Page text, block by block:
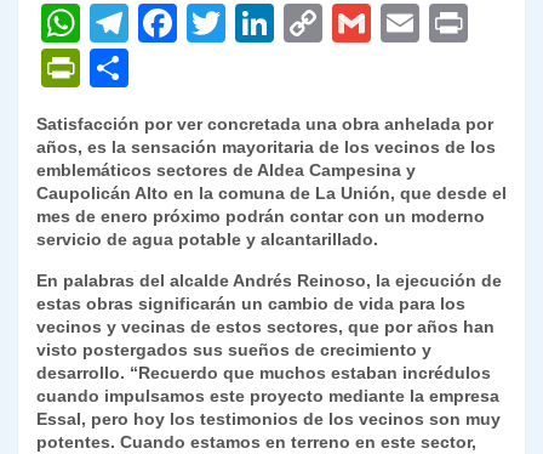
W
h
at
s
A
p
p
T
gr
a
m
F
e
b
o
o
k
T
er
Li
e
dI
n
C
y
Li
n
k
G
l
E
l
P
ri
nt
Fr
ie
n
dl
y
m
p
ar
tir
Satisfacción por ver concretada una obra anhelada por
años, es la sensación mayoritaria de los vecinos de los
emblemáticos sectores de Aldea Campesina y
Caupolicán Alto en la comuna de La Unión, que desde el
mes de enero próximo podrán contar con un moderno
servicio de agua potable y alcantarillado.
En palabras del alcalde Andrés Reinoso, la ejecución de
estas obras significarán un cambio de vida para los
vecinos y vecinas de estos sectores, que por años han
visto postergados sus sueños de crecimiento y
desarrollo. “Recuerdo que muchos estaban incrédulos
cuando impulsamos este proyecto mediante la empresa
Essal, pero hoy los testimonios de los vecinos son muy
potentes. Cuando estamos en terreno en este sector,